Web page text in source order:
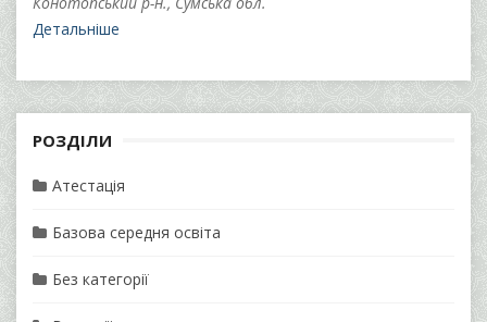
Детальніше
РОЗДІЛИ
Атестація
Базова середня освіта
Без категорії